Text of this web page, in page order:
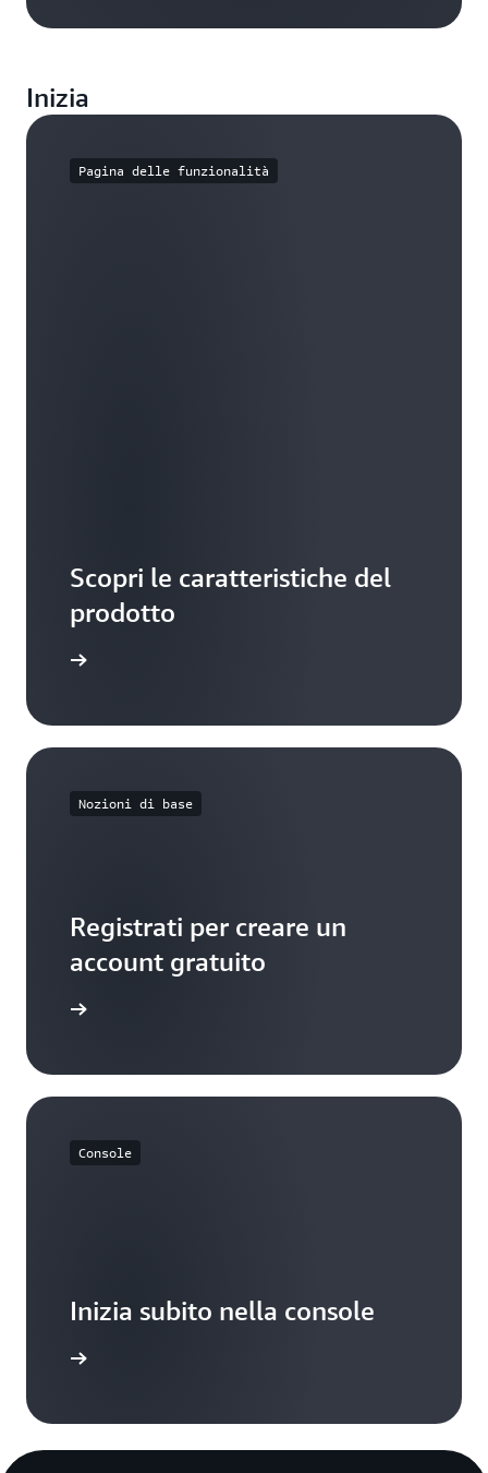
Inizia
Pagina delle funzionalità
Scopri le caratteristiche del
prodotto
Nozioni di base
Registrati per creare un
account gratuito
Console
Inizia subito nella console